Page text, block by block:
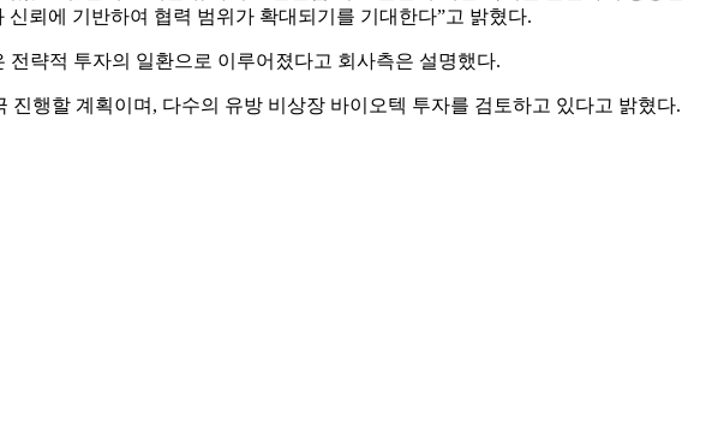
뢰에 기반하여 협력 범위가 확대되기를 기대한다”고 밝혔다.
략적 투자의 일환으로 이루어졌다고 회사측은 설명했다.
행할 계획이며, 다수의 유방 비상장 바이오텍 투자를 검토하고 있다고 밝혔다.